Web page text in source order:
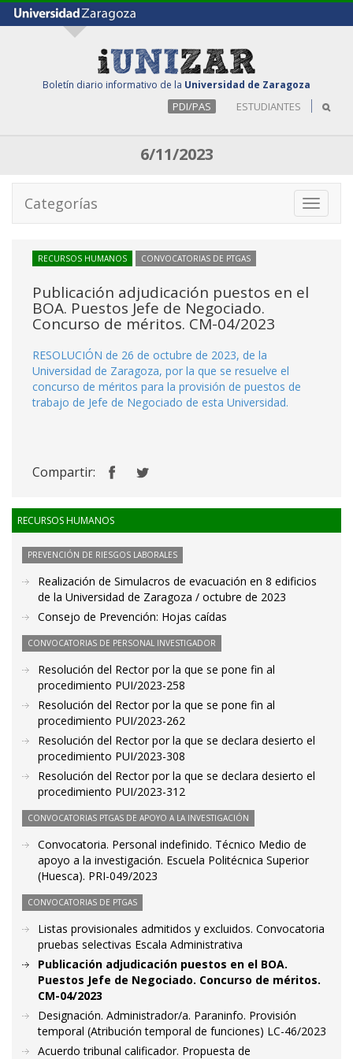
Boletín diario informativo de la Universidad de Zaragoza
PDI/PAS ESTUDIANTES
6/11/2023
Toggle
Categorías
RECURSOS HUMANOS CONVOCATORIAS DE PTGAS
Publicación adjudicación puestos en el
BOA. Puestos Jefe de Negociado.
Concurso de méritos. CM-04/2023
RESOLUCIÓN de 26 de octubre de 2023, de la
Universidad de Zaragoza, por la que se resuelve el
concurso de méritos para la provisión de puestos de
trabajo de Jefe de Negociado de esta Universidad.
Compartir:
RECURSOS HUMANOS
PREVENCIÓN DE RIESGOS LABORALES
Realización de Simulacros de evacuación en 8 edificios
de la Universidad de Zaragoza / octubre de 2023
Consejo de Prevención: Hojas caídas
CONVOCATORIAS DE PERSONAL INVESTIGADOR
Resolución del Rector por la que se pone fin al
procedimiento PUI/2023-258
Resolución del Rector por la que se pone fin al
procedimiento PUI/2023-262
Resolución del Rector por la que se declara desierto el
procedimiento PUI/2023-308
Resolución del Rector por la que se declara desierto el
procedimiento PUI/2023-312
CONVOCATORIAS PTGAS DE APOYO A LA INVESTIGACIÓN
Convocatoria. Personal indefinido. Técnico Medio de
apoyo a la investigación. Escuela Politécnica Superior
(Huesca). PRI-049/2023
CONVOCATORIAS DE PTGAS
Listas provisionales admitidos y excluidos. Convocatoria
pruebas selectivas Escala Administrativa
Publicación adjudicación puestos en el BOA.
Puestos Jefe de Negociado. Concurso de méritos.
CM-04/2023
Designación. Administrador/a. Paraninfo. Provisión
temporal (Atribución temporal de funciones) LC-46/2023
Acuerdo tribunal calificador. Propuesta de